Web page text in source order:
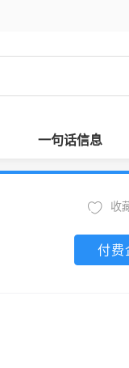
一句话信息
收
付费